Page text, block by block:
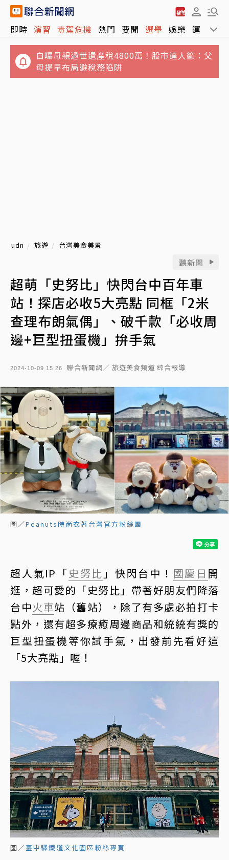
即時 演習 毒駕危機 熱門 要聞 選舉 娛樂 運動 全
自曝母親過世遺產稅4800萬！股市達人籲：父
母提早布局避稅務陷阱
udn 旅遊 台灣美食美景
聽新聞
超萌「史努比」快閃台中百年車
站！探店必收5大亮點 同框「2米
查理布朗氣偶」、破千款「必收周
邊+巨型扭蛋機」拚手氣
2024-10-09 15:26 聯合新聞網／ 旅遊美食頻道 綜合報導
圖／Peanuts時尚衣著台灣官方粉絲團
超人氣IP「史努比 」快閃台中！ 國慶日 開
逛，超可愛的「史努比」帶著好朋友們降落
台中火車站（舊站），除了有多處必拍打卡
點外，還有超多療癒周邊商品和統統有獎的
巨型扭蛋機等你試手氣，出發前先看好這
「5大亮點」喔！
圖／臺中驛鐵道文化園區粉絲專頁